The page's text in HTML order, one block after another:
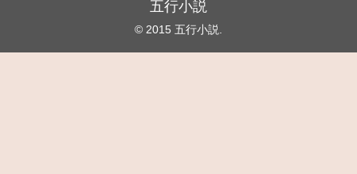
五行小説
© 2015 五行小説.